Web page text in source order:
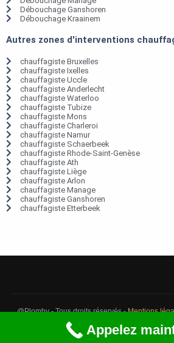
Débouchage Ganshoren
Débouchage Kraainem
Autres zones d'interventions
chauffagiste Bruxelles
chauffagiste Ixelles
chauffagiste Uccle
chauffagiste Anderlecht
chauffagiste Waterloo
chauffagiste Tubize
chauffagiste Mons
chauffagiste Charleroi
chauffagiste Namur
chauffagiste Schaerbeek
chauffagiste Rhode-Saint-Genèse
chauffagiste Ath
chauffagiste Liège
chauffagiste Arlon
chauffagiste Manage
chauffagiste Ganshoren
chauffagiste Etterbeek
@Plomby - Tous droits réservés -Mentions
Débouchage Belgique
Appelez